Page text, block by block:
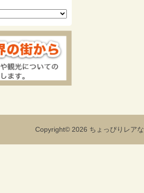
Copyright© 2026 ちょっぴりレ